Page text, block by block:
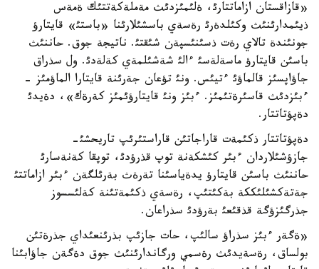
«قازاقستان ازاماتتارئ، ةلئمئزدئث مةملةكةتتئك ةمةس
ذيئمدارئنئث وكئلدةرئ رةسةي باسشئلارئنا «باستئ» قايتارؤ
جونئندة تالاي رةت ذسئنئسپةن شئقتئ. ناتيجة جوق. حاننئث
باسئن قايتارؤ ماسةلةسئ ءالئ شةشئلمةي كةلةدئ. ول سذراق
جاؤاپسئز قالماؤئ ءتيئس. ونئ تؤعان جةرئنة قايتارا الماؤمئز -
ءبئزدئث قاسئرةتئمئز. ءبئز ونئ قايتارؤئمئز كةرةك»، دةيدئ
دةپؤتاتتار.
دةپؤتاتتار ذكئمةت قاراجاتئن قاراستئرئپ تاريحشئ-
جازؤشئلاردان ءبئر كئشكةنة توپ قذرؤدئ، توپقا كةنةسارئ
حاننئث باسئن قايتارؤ يدةياسئنا تةرةث بةرئلگةن ءبئر ازاماتتئ
جةتةكشئلئككة بةكئتئپ، رةسةي ذكئمةتئنة كةلئسسوز
جذرگئزؤگة قذقئعئ بةرؤدئ سذراعان.
«ةگةر ءبئز سذراؤ سالئپ، حات جازئپ بذرئنعئداي جذرةتئن
بولساق، رةسةيدئث رةسمي ورگاندارئنئث جوق دةگةن جاؤابئنا